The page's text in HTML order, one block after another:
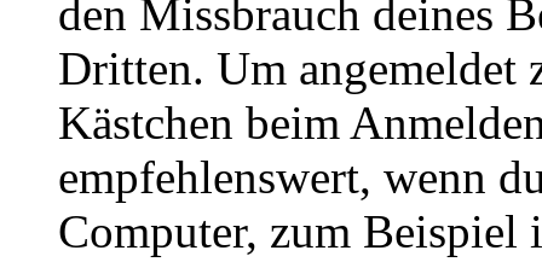
den Missbrauch deines
Dritten. Um angemeldet
Kästchen beim
empfehlenswert, wenn
Computer, zum Beispiel